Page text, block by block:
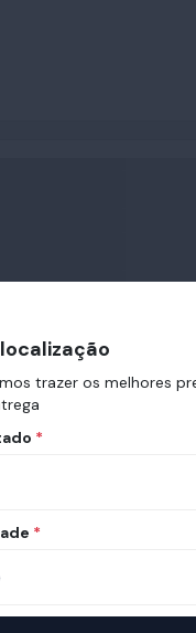
trazer os melhores
*
*